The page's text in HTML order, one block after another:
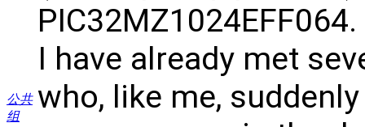
公共
组
PIC32MZ1024EFF064.
I have already met
who, like me,